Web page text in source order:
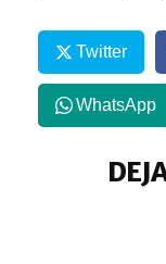
Twitter
WhatsApp